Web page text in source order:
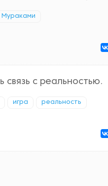
Мураками
связь с реальностью.
игра реальность